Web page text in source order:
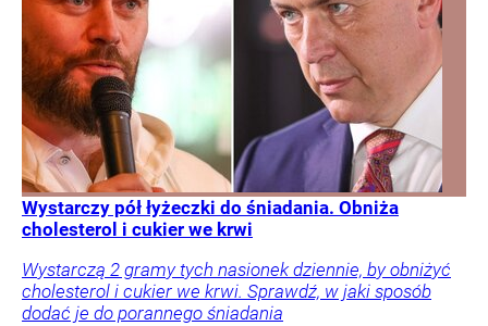
Wystarczy pół łyżeczki do śniadania. Obniża
cholesterol i cukier we krwi
Wystarczą 2 gramy tych nasionek dziennie, by obniżyć
cholesterol i cukier we krwi. Sprawdź, w jaki sposób
dodać je do porannego śniadania